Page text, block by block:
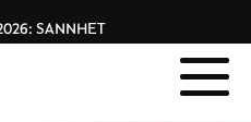
SANNHET